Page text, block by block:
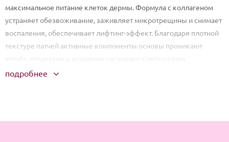
максимальное питание клеток дермы. Формула с коллагеном
устраняет обезвоживание, заживляет микротрещины и снимает
воспаления, обеспечивает лифтинг-эффект. Благодаря плотной
текстуре патчей активные компоненты основы проникают
вглубь эпидермиса, усиленно насыщают клетки кожи
аминокислотами и витаминами. Средство устраняет тёмные
водоросли, источник полисахаридов, солей и микроэлементов,
подробнее